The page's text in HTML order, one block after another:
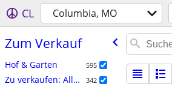
CL Columbia, MO
Zum Verkauf
Hof & Garten 595
Zu verkaufen: Allgemein 342